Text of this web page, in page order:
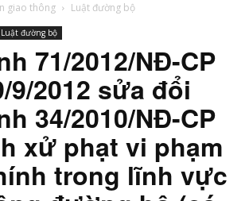
giao thông Luật đường bộ
Luật đường bộ
71/2012/NĐ-CP
9/2012 sửa đổi
34/2010/NĐ-CP
xử phạt vi phạm
trong lĩnh vực